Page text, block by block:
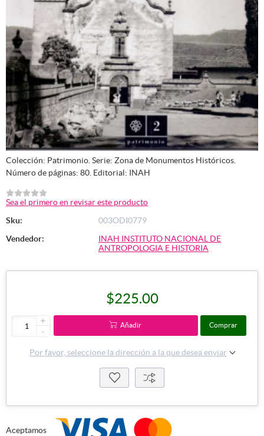
Colección: Patrimonio. Serie: Zona de Monumentos Históricos.
Número de páginas: 80. Editorial: INAH
Sea el primero en revisar este producto
Sku:
003ODI0779
Vendedor:
INAH INSTITUTO NACIONAL DE
ANTROPOLOGIA E HISTORIA
$225.00
+
-
Añadir Comprar
Por favor, seleccione la dirección a la que desea enviar
Aceptamos